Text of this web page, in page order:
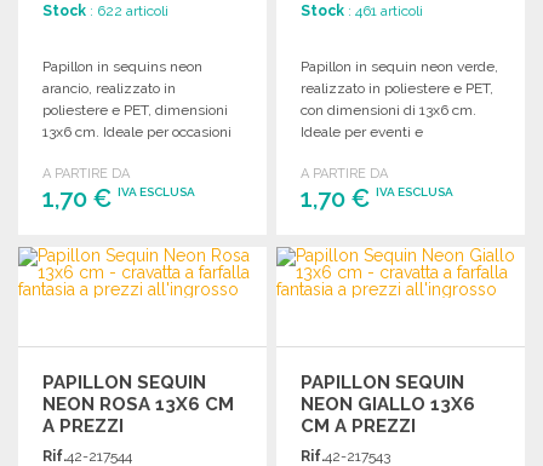
Stock : 622 articoli
Papillon in sequins neon
arancio, realizzato in
poliestere e PET, dimensioni
13x6 cm. Ideale per occasioni
A PARTIRE DA
1,70 € IVA ESCLUSA
ORDINARE
Richiedi un preventivo
Stock : 461 articoli
Papillon in sequin neon verde,
realizzato in poliestere e PET,
con dimensioni di 13x6 cm.
Ideale per eventi e
A PARTIRE DA
1,70 €IVA ESCLUSA
ORDINARE
Richiedi un preventivo
PAPILLON SEQUIN
NEON ROSA 13X6 CM
A PREZZI
ALL'INGROSSO
Rif.42-217544
PAPILLON SEQUIN
NEON GIALLO 13X6
CM A PREZZI
ALL'INGROSSO
Rif.42-217543